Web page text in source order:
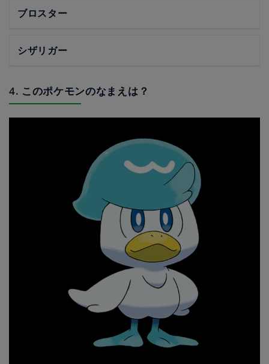
ブロスター
シザリガー
4. このポケモンのなまえは？